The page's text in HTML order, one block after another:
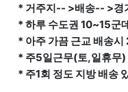
* 거주지-- >배송-- >경
* 하루 수도권 10~15군
* 아주 가끔 근교 배송
* 주5일근무(토,일휴무)
* 주1회 정도 지방 배송